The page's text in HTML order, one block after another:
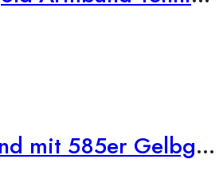
Onyx Armband mit 585er Gelbgold Kugel